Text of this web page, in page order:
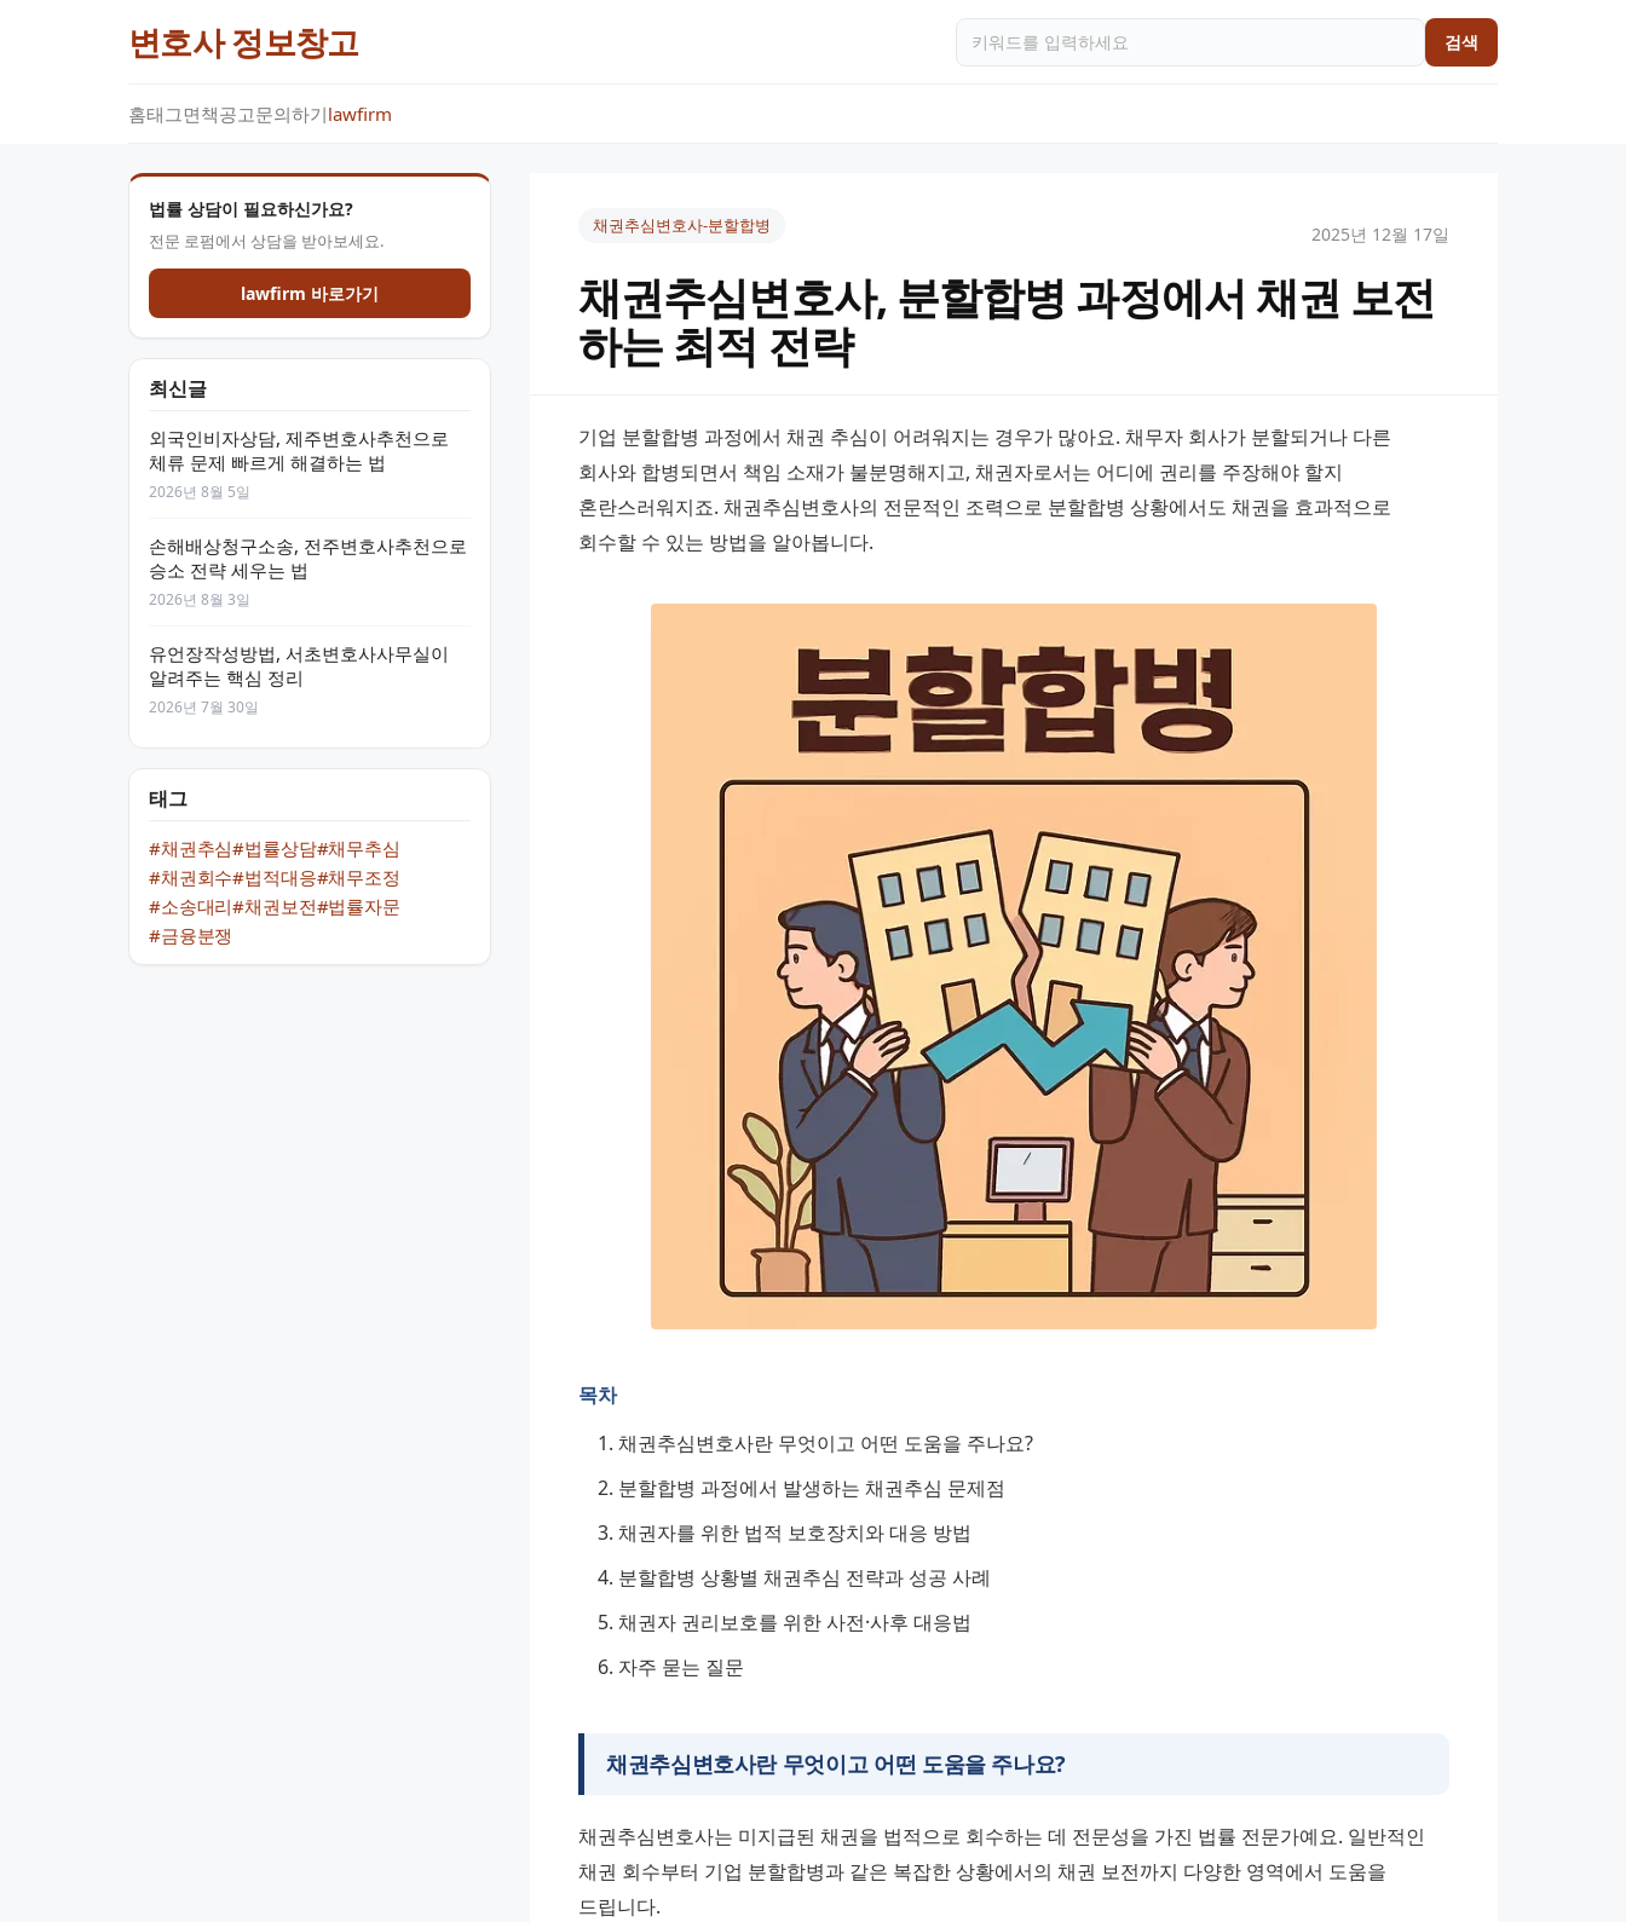
변호사 정보창고 검색
홈태그면책공고문의하기lawfirm
법률 상담이 필요하신가요?
전문 로펌에서 상담을 받아보세요.
lawfirm 바로가기
최신글
외국인비자상담, 제주변호사추천으로
체류 문제 빠르게 해결하는 법
2026년 8월 5일
손해배상청구소송, 전주변호사추천으로
승소 전략 세우는 법
2026년 8월 3일
유언장작성방법, 서초변호사사무실이
알려주는 핵심 정리
2026년 7월 30일
태그
#채권추심#법률상담#채무추심
#채권회수#법적대응#채무조정
#소송대리#채권보전#법률자문
#금융분쟁
채권추심변호사-분할합병 2025년 12월 17일
채권추심변호사, 분할합병 과정에서 채권 보전
하는 최적 전략
기업 분할합병 과정에서 채권 추심이 어려워지는 경우가 많아요. 채무자 회사가 분할되거나 다른
회사와 합병되면서 책임 소재가 불분명해지고, 채권자로서는 어디에 권리를 주장해야 할지
혼란스러워지죠. 채권추심변호사의 전문적인 조력으로 분할합병 상황에서도 채권을 효과적으로
회수할 수 있는 방법을 알아봅니다.
목차
채권추심변호사란 무엇이고 어떤 도움을 주나요?
분할합병 과정에서 발생하는 채권추심 문제점
채권자를 위한 법적 보호장치와 대응 방법
분할합병 상황별 채권추심 전략과 성공 사례
채권자 권리보호를 위한 사전·사후 대응법
자주 묻는 질문
채권추심변호사란 무엇이고 어떤 도움을 주나요?
채권추심변호사는 미지급된 채권을 법적으로 회수하는 데 전문성을 가진 법률 전문가예요. 일반적인
채권 회수부터 기업 분할합병과 같은 복잡한 상황에서의 채권 보전까지 다양한 영역에서 도움을
드립니다.